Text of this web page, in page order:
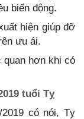
biến động.
hiện giúp đỡ
ưu ái.
quan hơn khi có
tuổi Tỵ
có nói, Tỵ